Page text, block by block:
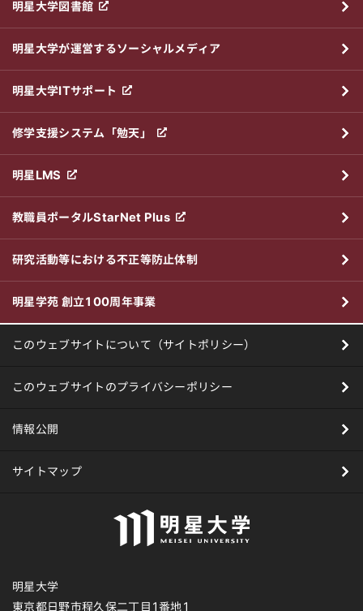
明星大学図書館
明星大学が運営するソーシャルメディア
明星大学ITサポート
修学支援システム「勉天」
明星LMS
教職員ポータルStarNet Plus
研究活動等における不正等防止体制
明星学苑 創立100周年事業
このウェブサイトについて（サイトポリシー）
このウェブサイトのプライバシーポリシー
情報公開
サイトマップ
明星大学
東京都日野市程久保二丁目1番地1